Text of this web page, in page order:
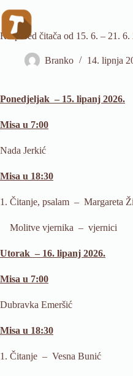
na
sadržaj
Raspored čitača od 15. 6. – 21. 6.
Branko 14. lipnja
Ponedjeljak – 15. lipanj 2026.
Misa u 7:00
Nada Jerkić
Misa u 18:30
1. Čitanje, psalam – Margareta
Molitve vjernika – vjernici
Utorak – 16. lipanj 2026.
Misa u 7:00
Dubravka Emeršić
Misa u 18:30
1. Čitanje – Vesna Bunić